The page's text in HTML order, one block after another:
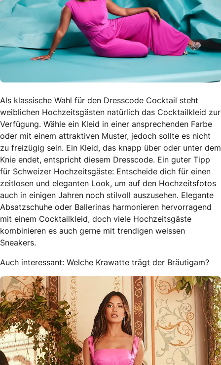
Als klassische Wahl für den Dresscode Cocktail steht
weiblichen Hochzeitsgästen natürlich das Cocktailkleid zur
Verfügung. Wähle ein Kleid in einer ansprechenden Farbe
oder mit einem attraktiven Muster, jedoch sollte es nicht
zu freizügig sein. Ein Kleid, das knapp über oder unter dem
Knie endet, entspricht diesem Dresscode. Ein guter Tipp
für Schweizer Hochzeitsgäste: Entscheide dich für einen
zeitlosen und eleganten Look, um auf den Hochzeitsfotos
auch in einigen Jahren noch stilvoll auszusehen. Elegante
Absatzschuhe oder Ballerinas harmonieren hervorragend
mit einem Cocktailkleid, doch viele Hochzeitsgäste
kombinieren es auch gerne mit trendigen weissen
Sneakers.
Auch interessant: Welche Krawatte trägt der Bräutigam?